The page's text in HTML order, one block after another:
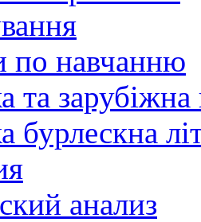
по навчанню
та зарубіжна
бурлескна
анализ